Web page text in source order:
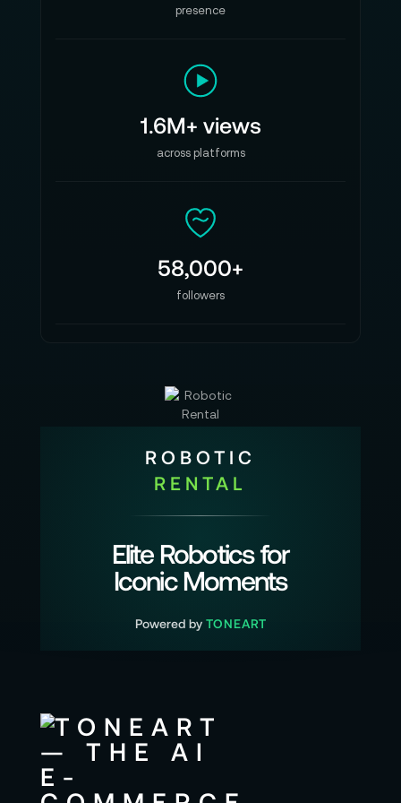
presence
1.6M+ views
across platforms
58,000+
followers
ROBOTIC
RENTAL
Elite Robotics for
Iconic Moments
Powered by TONEART